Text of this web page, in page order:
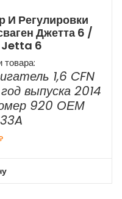
И Регулировки
Джетта 6 /
6
товара:
1,6 CFN
выпуска 2014
920 ОЕМ